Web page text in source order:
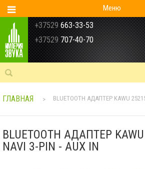
Меню
+37529 663-33-53
+37529 707-40-70
ГЛАВНАЯ > BLUETOOTH АДАПТЕР KAWU
BLUETOOTH АДАПТЕР
NAVI 3-PIN - AUX IN